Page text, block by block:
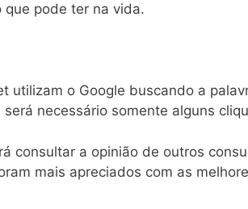
pode ter na vida.
utilizam o Google buscando a
necessário somente alguns
consultar a opinião de outros
mais apreciados com as